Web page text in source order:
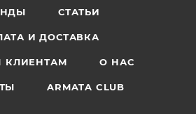
СТАТЬИ
И ДОСТАВКА
КЛИЕНТАМ О НАС
ARMATA CLUB